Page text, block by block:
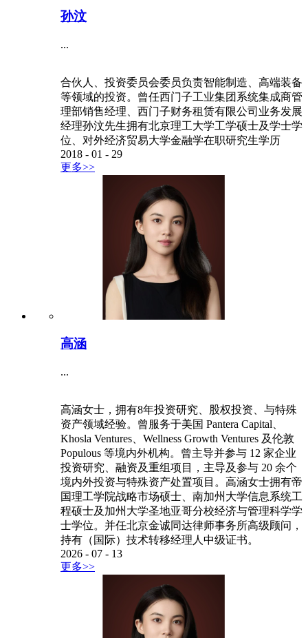
孙汶
...
合伙人、投资委员会委员负责智能制造、高端装备
等领域的投资。曾任西门子工业集团系统集成商管
理部销售经理、西门子财务租赁有限公司业务发展
经理孙汶先生拥有北京理工大学工学硕士及学士学
位、对外经济贸易大学金融学在职研究生学历
2018 - 01 - 29
更多>>
高涵
...
高涵女士，拥有8年投资研究、股权投资、与特殊
资产领域经验。曾服务于美国 Pantera Capital、
Khosla Ventures、Wellness Growth Ventures 及伦敦
Populous 等境内外机构。曾主导并参与 12 家企业
投资研究、融资及重组项目，主导及参与 20 余个
境内外投资与特殊资产处置项目。高涵女士拥有帝
国理工学院战略市场硕士、南加州大学信息系统工
程硕士及加州大学圣地亚哥分校经济与管理科学学
士学位。并任北京金诚同达律师事务所高级顾问，
持有（国际）技术转移经理人中级证书。
2026 - 07 - 13
更多>>